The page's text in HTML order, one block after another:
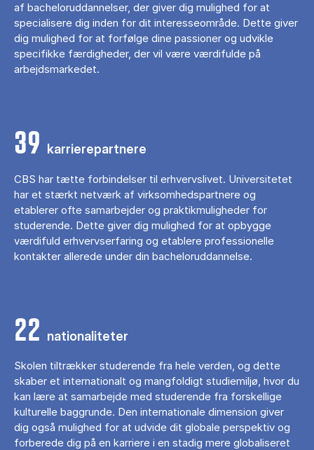
af bacheloruddannelser, der giver dig mulighed for at
specialisere dig inden for dit interesseområde. Dette giver
dig mulighed for at forfølge dine passioner og udvikle
specifikke færdigheder, der vil være værdifulde på
arbejdsmarkedet.
39 karrierepartnere
CBS har tætte forbindelser til erhvervslivet. Universitetet
har et stærkt netværk af virksomhedspartnere og
etablerer ofte samarbejder og praktikmuligheder for
studerende. Dette giver dig mulighed for at opbygge
værdifuld erhvervserfaring og etablere professionelle
kontakter allerede under din bacheloruddannelse.
22 nationaliteter
Skolen tiltrækker studerende fra hele verden, og dette
skaber et internationalt og mangfoldigt studiemiljø, hvor du
kan lære at samarbejde med studerende fra forskellige
kulturelle baggrunde. Den internationale dimension giver
dig også mulighed for at udvide dit globale perspektiv og
forberede dig på en karriere i en stadig mere globaliseret